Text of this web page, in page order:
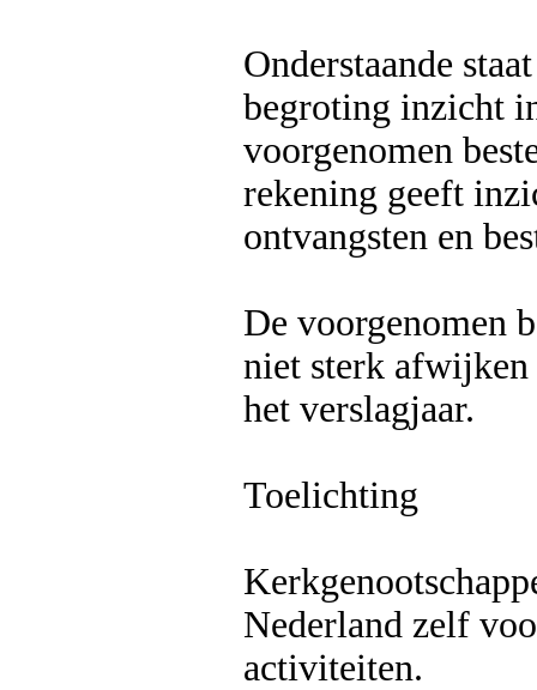
Onderstaande
begroting inzicht
voorgenomen
rekening geeft
ontvangsten en
De voorgenomen
niet sterk afwijken
het verslagjaar.
Toelichting
Nederland zelf
activiteiten.